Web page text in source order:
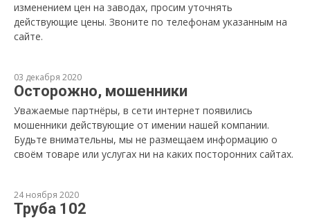
изменением цен на заводах, просим уточнять
действующие цены. Звоните по телефонам указанным на
сайте.
03 декабря 2020
Осторожно, мошенники
Уважаемые партнёры, в сети интернет появились
мошенники действующие от имении нашей компании.
Будьте внимательны, мы не размещаем информацию о
своём товаре или услугах ни на каких посторонних сайтах.
24 ноября 2020
Труба 102